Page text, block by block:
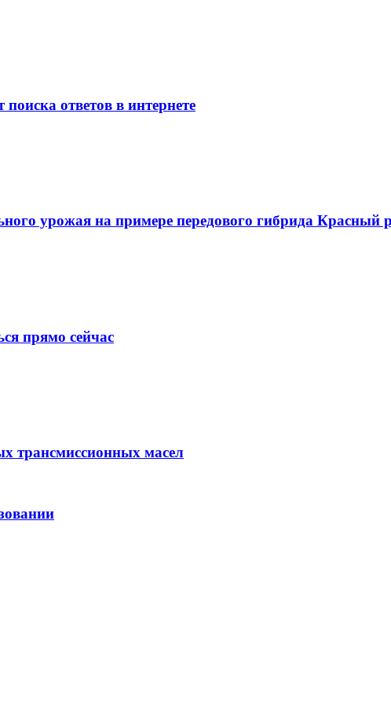
ответов в интернете
урожая на примере передового гибрида Красный
прямо сейчас
трансмиссионных масел